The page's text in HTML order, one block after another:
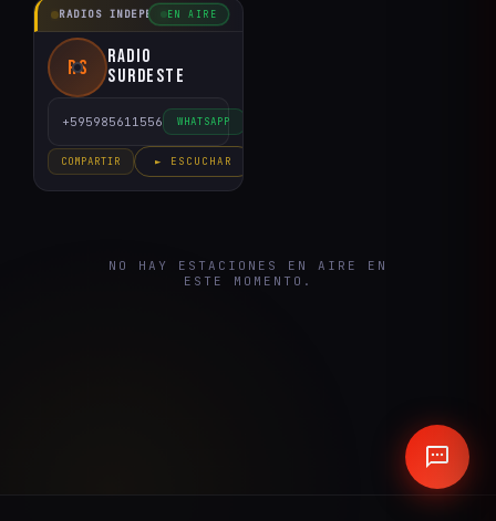
RADIOS INDEPENDIENTES
EN AIRE
RS
Radio
Surdeste
+595985611556 WHATSAPP
COMPARTIR ► ESCUCHAR
NO HAY ESTACIONES EN AIRE EN
ESTE MOMENTO.